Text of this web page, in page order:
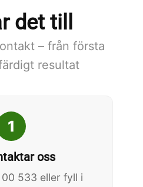
det till
– från första
resultat
1
oss
533 eller fyll i